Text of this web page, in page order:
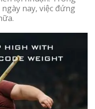
nay, việc đứng